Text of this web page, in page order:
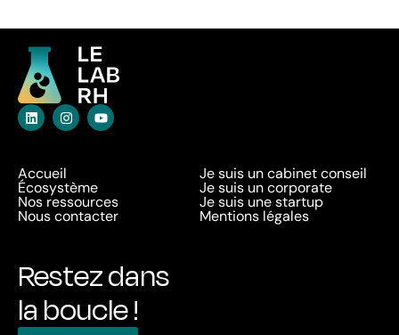
Accueil
Écosystème
Nos ressources
Nous contacter
Je suis un cabinet conseil
Je suis un corporate
Je suis une startup
Mentions légales
Restez dans
la boucle !